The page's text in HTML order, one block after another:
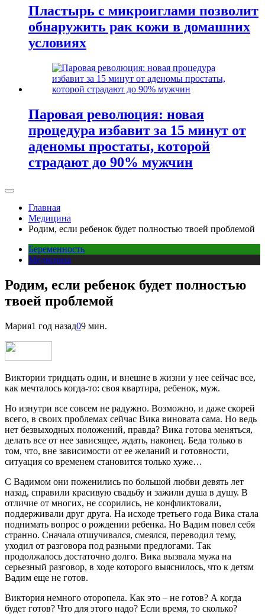
Пластырь с микроиглами позволит
обнаружить рак кожи в домашних
условиях
Паровая революция: новая
процедура избавит за 15 минут от
аденомы простаты, которой
страдают до 90% мужчин
Главная
Медицина
Родим, если ребенок будет полностью твоей проблемой
Беременность
Медицина
Родим, если ребенок будет полностью
твоей проблемой
Мария1 год назад09 мин.
Виктории тридцать один, и внешне в жизни у нее сейчас все,
как мечталось когда-то: своя квартира, ребенок, муж.
Но изнутри все совсем не радужно. Возможно, и даже скорей
всего, в своих проблемах сейчас Вика виновата сама. Но ведь
нет безвыходных положений, правда? Вика готова меняться,
делать все от нее зависящее, ждать, наконец. Беда только в
том, что, вне зависимости от ее желаний и готовности,
ситуация со временем становится только хуже…
С Вадимом они поженились по большой любви девять лет
назад, справили красивую свадьбу и зажили душа в душу. В
отличие от многих, не ссорились, не конфликтовали,
поддерживали друг друга. На исходе третьего года Вика стала
поднимать вопрос о рождении ребенка. Но Вадим повел себя
странно. Сначала отшучивался, смеялся, переводил тему,
уходил от разговора под разными предлогами. Так
продолжалось достаточно долго. Вика вызвала мужа на
серьезный разговор, в ходе которого выяснилось, что к детям
Вадим еще не готов.
Виктория немного оторопела. Как это – не готов? А когда
будет готов? Что для этого надо? Если время, то сколько?